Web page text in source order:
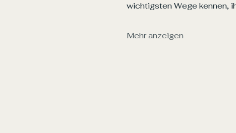
wichtigsten Wege kennen,
Mehr anzeigen